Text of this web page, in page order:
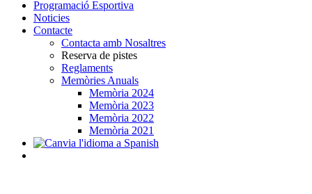
Programació Esportiva
Noticies
Contacte
Contacta amb Nosaltres
Reserva de pistes
Reglaments
Memòries Anuals
Memòria 2024
Memòria 2023
Memòria 2022
Memòria 2021